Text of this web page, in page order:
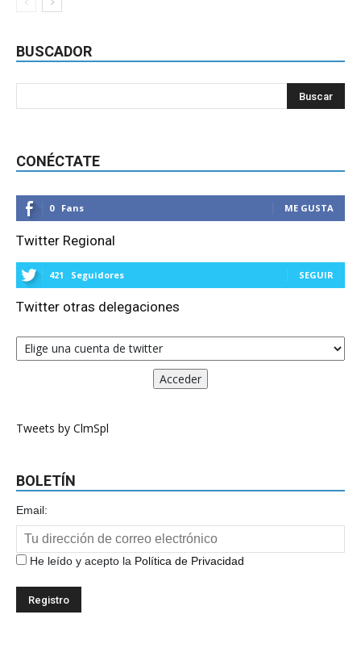
BUSCADOR
CONÉCTATE
0 Fans ME GUSTA
Twitter Regional
421 Seguidores SEGUIR
Twitter otras delegaciones
Tweets by ClmSpl
BOLETÍN
Email:
He leído y acepto la Política de Privacidad